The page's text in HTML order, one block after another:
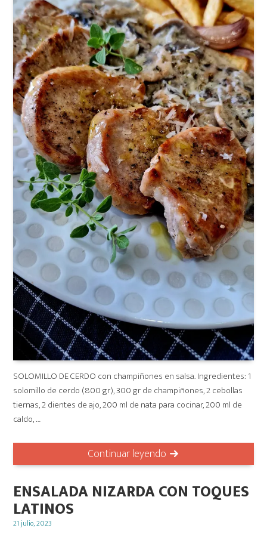
SOLOMILLO DE CERDO con champiñones en salsa. Ingredientes: 1
solomillo de cerdo (800 gr), 300 gr de champiñones, 2 cebollas
tiernas, 2 dientes de ajo, 200 ml de nata para cocinar, 200 ml de
caldo, …
Continuar leyendo
ENSALADA NIZARDA CON TOQUES
LATINOS
Posted
21 julio, 2023